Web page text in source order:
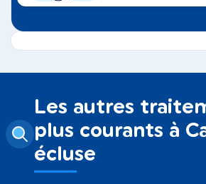
Les autres
plus courants à
écluse